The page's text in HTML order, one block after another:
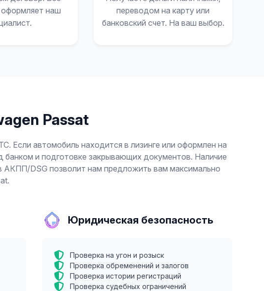
наш
переводом на карту или
банковский счет. На ваш выбор.
Passat
Если автомобиль находится в лизинге или оформлен на
и подготовке закрывающих документов. Наличие
АКПП/DSG позволит нам предложить вам максимально
Юридическая безопасность
Проверка на угон и розыск
Проверка обременений и залогов
Проверка истории регистраций
Проверка судебных ограничений